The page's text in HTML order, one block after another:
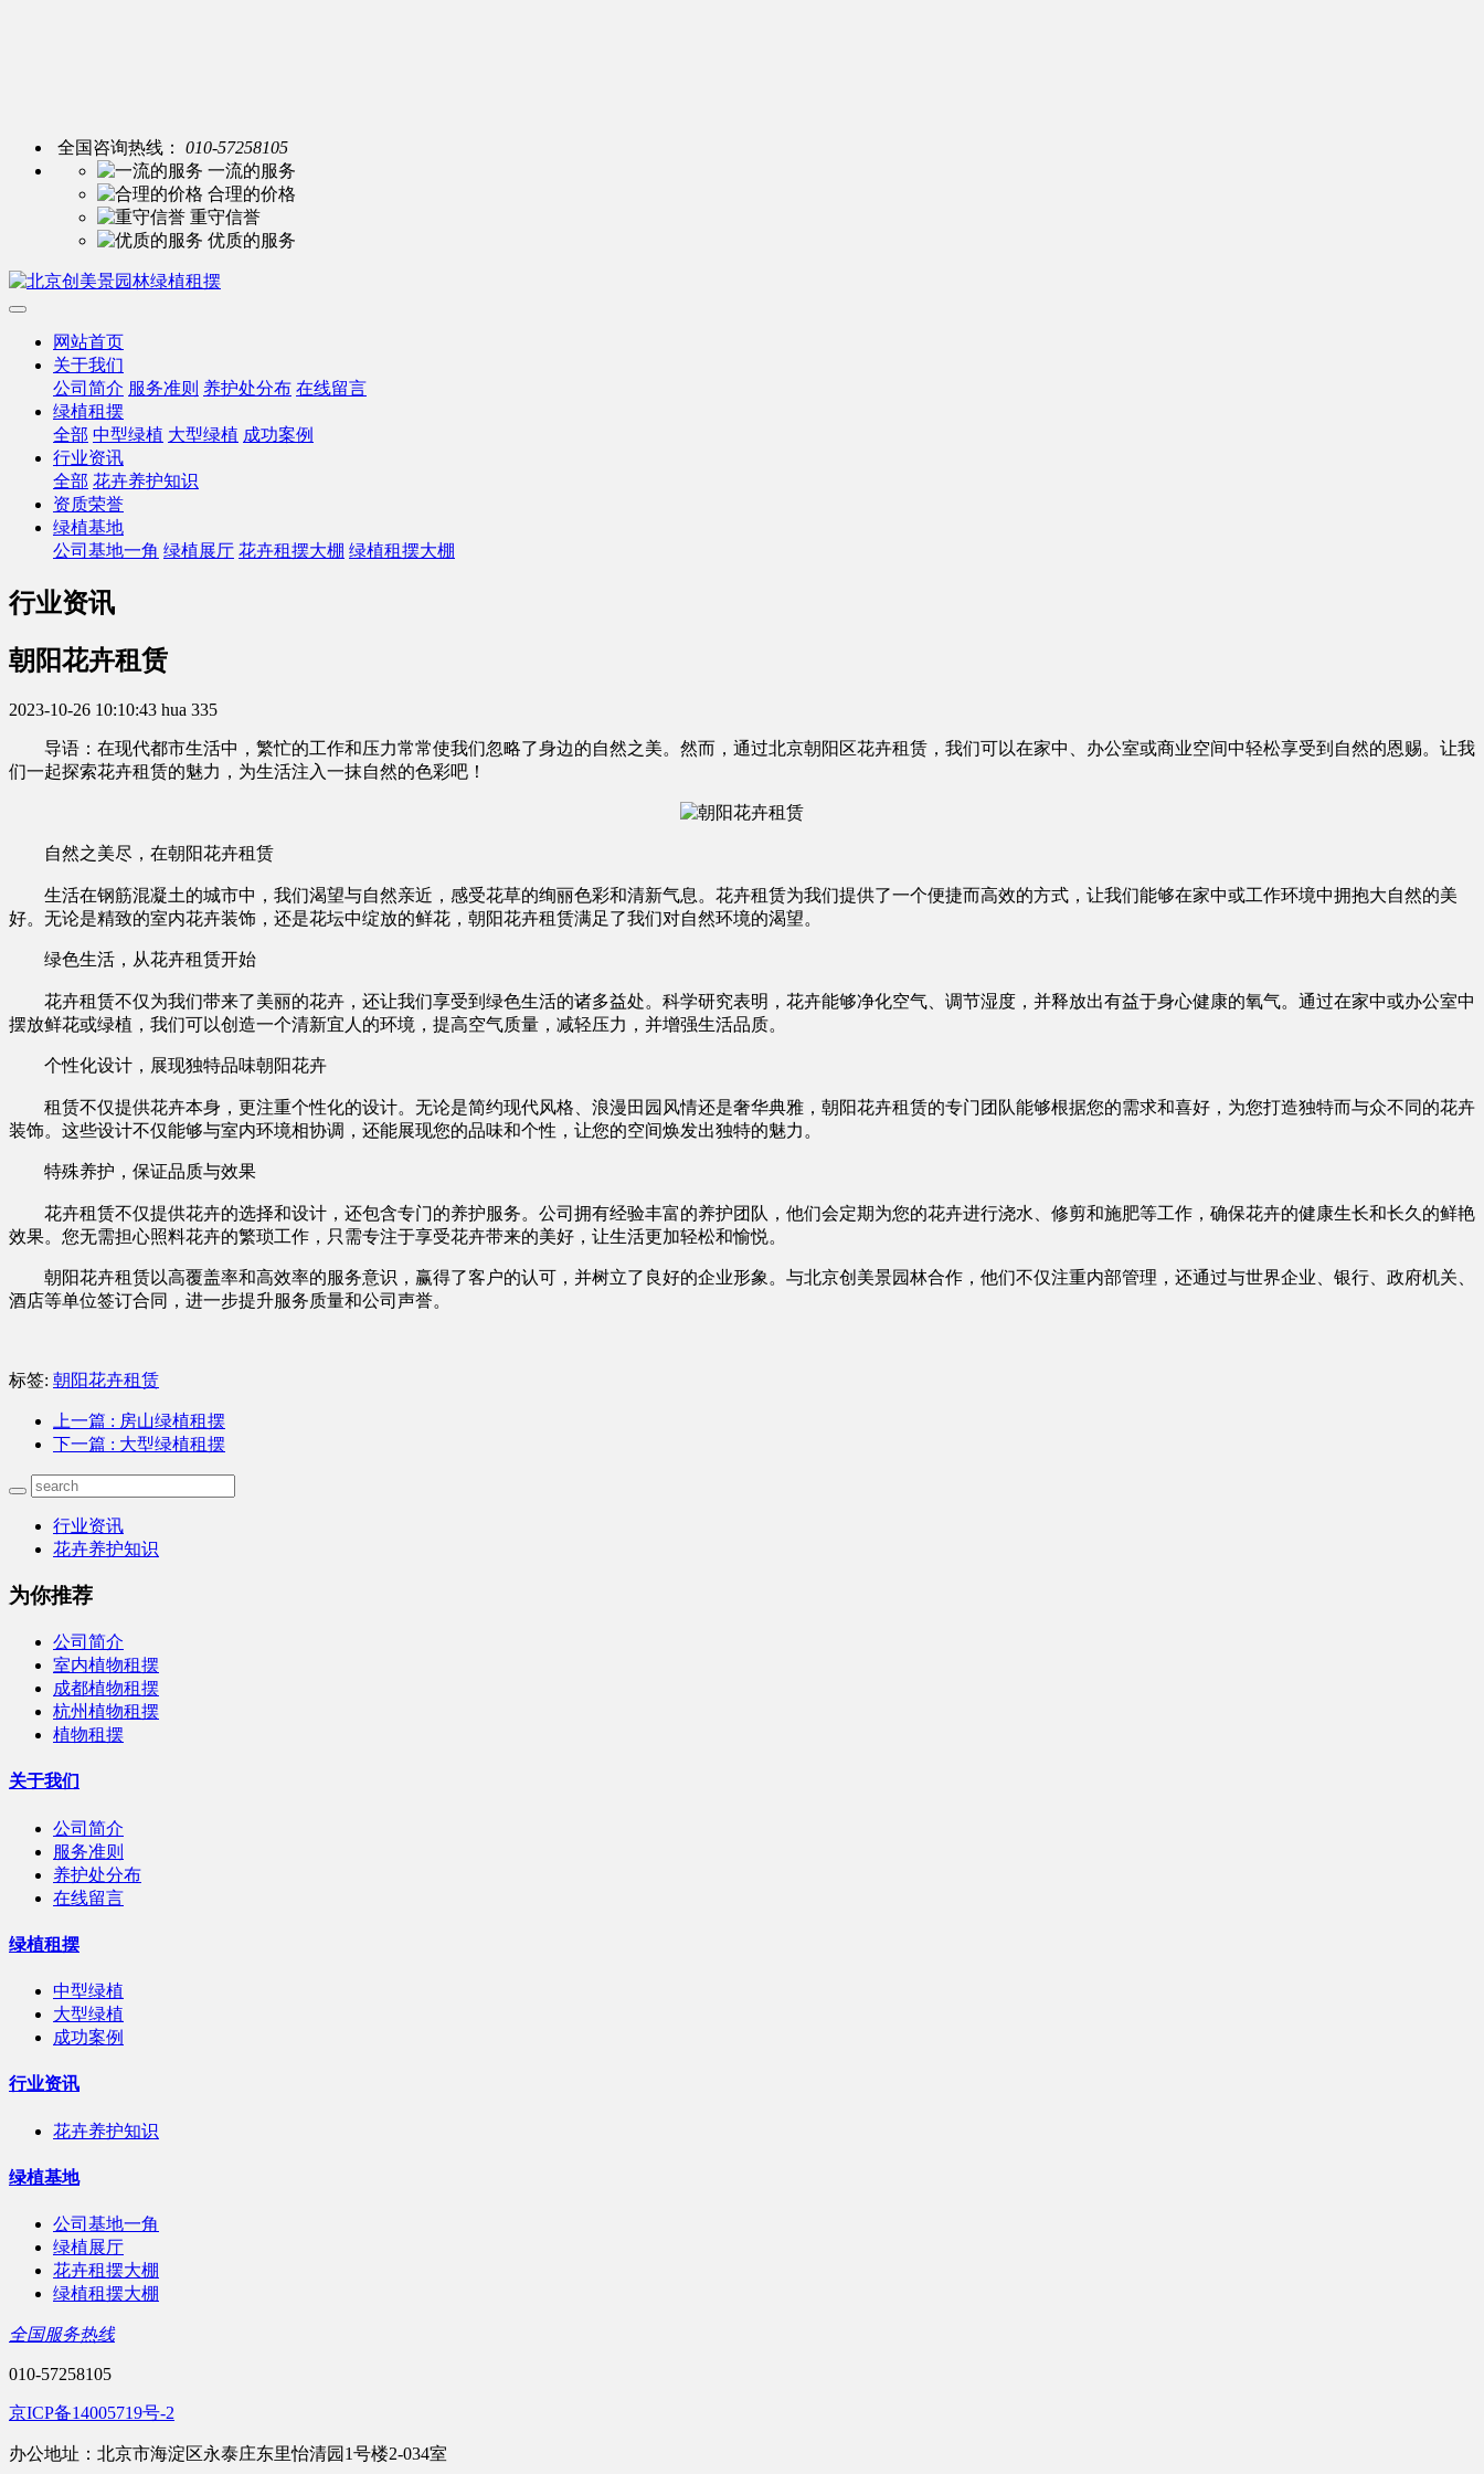
全国咨询热线：
010-57258105
一流的服务
合理的价格
重守信誉
优质的服务
网站首页
关于我们
公司简介 服务准则 养护处分布 在线留言
绿植租摆
全部 中型绿植 大型绿植 成功案例
行业资讯
全部 花卉养护知识
资质荣誉
绿植基地
公司基地一角 绿植展厅 花卉租摆大棚 绿植租摆大棚
行业资讯
朝阳花卉租赁
2023-10-26 10:10:43 hua 335
导语：在现代都市生活中，繁忙的工作和压力常常使我们忽略了身边的自然之美。然而，通过北京朝阳区花卉租赁，我们可以在家中、办公室或商业空间中轻松享受到自然的恩赐。让我
们一起探索花卉租赁的魅力，为生活注入一抹自然的色彩吧！
自然之美尽，在朝阳花卉租赁
生活在钢筋混凝土的城市中，我们渴望与自然亲近，感受花草的绚丽色彩和清新气息。花卉租赁为我们提供了一个便捷而高效的方式，让我们能够在家中或工作环境中拥抱大自然的美
好。无论是精致的室内花卉装饰，还是花坛中绽放的鲜花，朝阳花卉租赁满足了我们对自然环境的渴望。
绿色生活，从花卉租赁开始
花卉租赁不仅为我们带来了美丽的花卉，还让我们享受到绿色生活的诸多益处。科学研究表明，花卉能够净化空气、调节湿度，并释放出有益于身心健康的氧气。通过在家中或办公室中
摆放鲜花或绿植，我们可以创造一个清新宜人的环境，提高空气质量，减轻压力，并增强生活品质。
个性化设计，展现独特品味朝阳花卉
租赁不仅提供花卉本身，更注重个性化的设计。无论是简约现代风格、浪漫田园风情还是奢华典雅，朝阳花卉租赁的专门团队能够根据您的需求和喜好，为您打造独特而与众不同的花卉
装饰。这些设计不仅能够与室内环境相协调，还能展现您的品味和个性，让您的空间焕发出独特的魅力。
特殊养护，保证品质与效果
花卉租赁不仅提供花卉的选择和设计，还包含专门的养护服务。公司拥有经验丰富的养护团队，他们会定期为您的花卉进行浇水、修剪和施肥等工作，确保花卉的健康生长和长久的鲜艳
效果。您无需担心照料花卉的繁琐工作，只需专注于享受花卉带来的美好，让生活更加轻松和愉悦。
朝阳花卉租赁以高覆盖率和高效率的服务意识，赢得了客户的认可，并树立了良好的企业形象。与北京创美景园林合作，他们不仅注重内部管理，还通过与世界企业、银行、政府机关、
酒店等单位签订合同，进一步提升服务质量和公司声誉。
标签: 朝阳花卉租赁
上一篇 : 房山绿植租摆
下一篇 : 大型绿植租摆
行业资讯
花卉养护知识
为你推荐
公司简介
室内植物租摆
成都植物租摆
杭州植物租摆
植物租摆
关于我们
公司简介
服务准则
养护处分布
在线留言
绿植租摆
中型绿植
大型绿植
成功案例
行业资讯
花卉养护知识
绿植基地
公司基地一角
绿植展厅
花卉租摆大棚
绿植租摆大棚
全国服务热线
010-57258105
京ICP备14005719号-2
办公地址：北京市海淀区永泰庄东里怡清园1号楼2-034室